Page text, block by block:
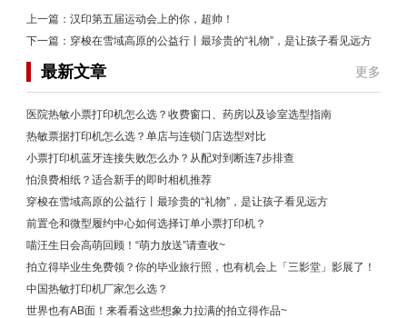
上一篇： 汉印第五届运动会上的你，超帅！
下一篇： 穿梭在雪域高原的公益行丨最珍贵的“礼物”，是让孩子看见远方
最新文章 更多
医院热敏小票打印机怎么选？收费窗口、药房以及诊室选型指南
热敏票据打印机怎么选？单店与连锁门店选型对比
小票打印机蓝牙连接失败怎么办？从配对到断连7步排查
怕浪费相纸？适合新手的即时相机推荐
穿梭在雪域高原的公益行丨最珍贵的“礼物”，是让孩子看见远方
前置仓和微型履约中心如何选择订单小票打印机？
喵汪生日会高萌回顾！“萌力放送”请查收~
拍立得毕业生免费领？你的毕业旅行照，也有机会上「三影堂」影展了！
中国热敏打印机厂家怎么选？
世界也有AB面！来看看这些想象力拉满的拍立得作品~